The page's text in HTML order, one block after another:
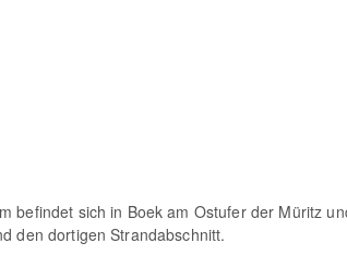
befindet sich in Boek am Ostufer der Müritz
den dortigen Strandabschnitt.